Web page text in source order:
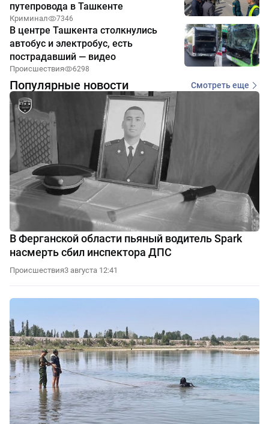
путепровода в Ташкенте
Криминал 7346
В центре Ташкента столкнулись
автобус и электробус, есть
пострадавший — видео
Происшествия 6298
Популярные новости Смотреть еще
В Ферганской области пьяный водитель Spark
насмерть сбил инспектора ДПС
Происшествия3 августа 12:41